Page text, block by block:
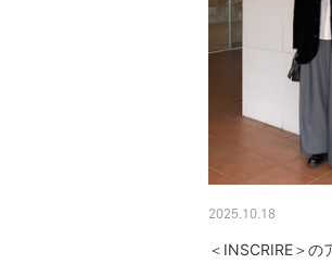
2025.10.18
＜INSCRIRE＞の